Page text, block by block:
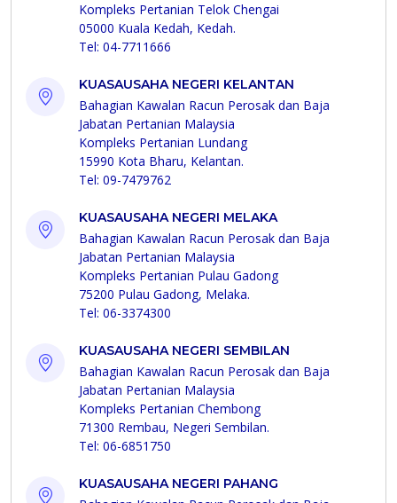
Kompleks Pertanian Telok Chengai
05000 Kuala Kedah, Kedah.
Tel: 04-7711666
KUASAUSAHA NEGERI KELANTAN
Bahagian Kawalan Racun Perosak dan Baja
Jabatan Pertanian Malaysia
Kompleks Pertanian Lundang
15990 Kota Bharu, Kelantan.
Tel: 09-7479762
KUASAUSAHA NEGERI MELAKA
Bahagian Kawalan Racun Perosak dan Baja
Jabatan Pertanian Malaysia
Kompleks Pertanian Pulau Gadong
75200 Pulau Gadong, Melaka.
Tel: 06-3374300
KUASAUSAHA NEGERI SEMBILAN
Bahagian Kawalan Racun Perosak dan Baja
Jabatan Pertanian Malaysia
Kompleks Pertanian Chembong
71300 Rembau, Negeri Sembilan.
Tel: 06-6851750
KUASAUSAHA NEGERI PAHANG